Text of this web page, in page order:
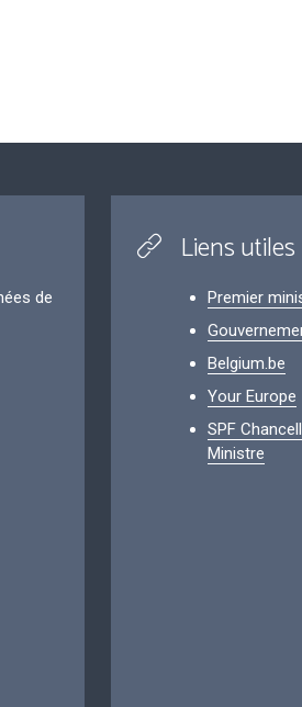
de
Liens utiles
Premier
Belgium.be
Your Europe
SPF
Ministre